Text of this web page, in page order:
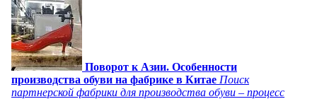
Поворот к Азии. Особенности
производства обуви на фабрике в Китае Поиск
партнерской фабрики для производства обуви – процесс